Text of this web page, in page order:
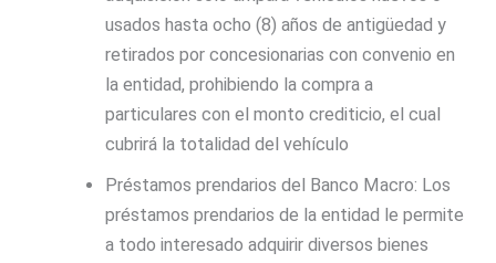
usados hasta ocho (8) años de antigüedad y
retirados por concesionarias con convenio en
la entidad, prohibiendo la compra a
particulares con el monto crediticio, el cual
cubrirá la totalidad del vehículo
Préstamos prendarios del Banco Macro: Los
préstamos prendarios de la entidad le permite
a todo interesado adquirir diversos bienes